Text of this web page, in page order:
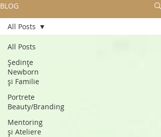
BLOG
All Posts
Ședințe
Newborn
și Familie
Portrete
Beauty/Branding
Mentoring
și Ateliere
All Posts